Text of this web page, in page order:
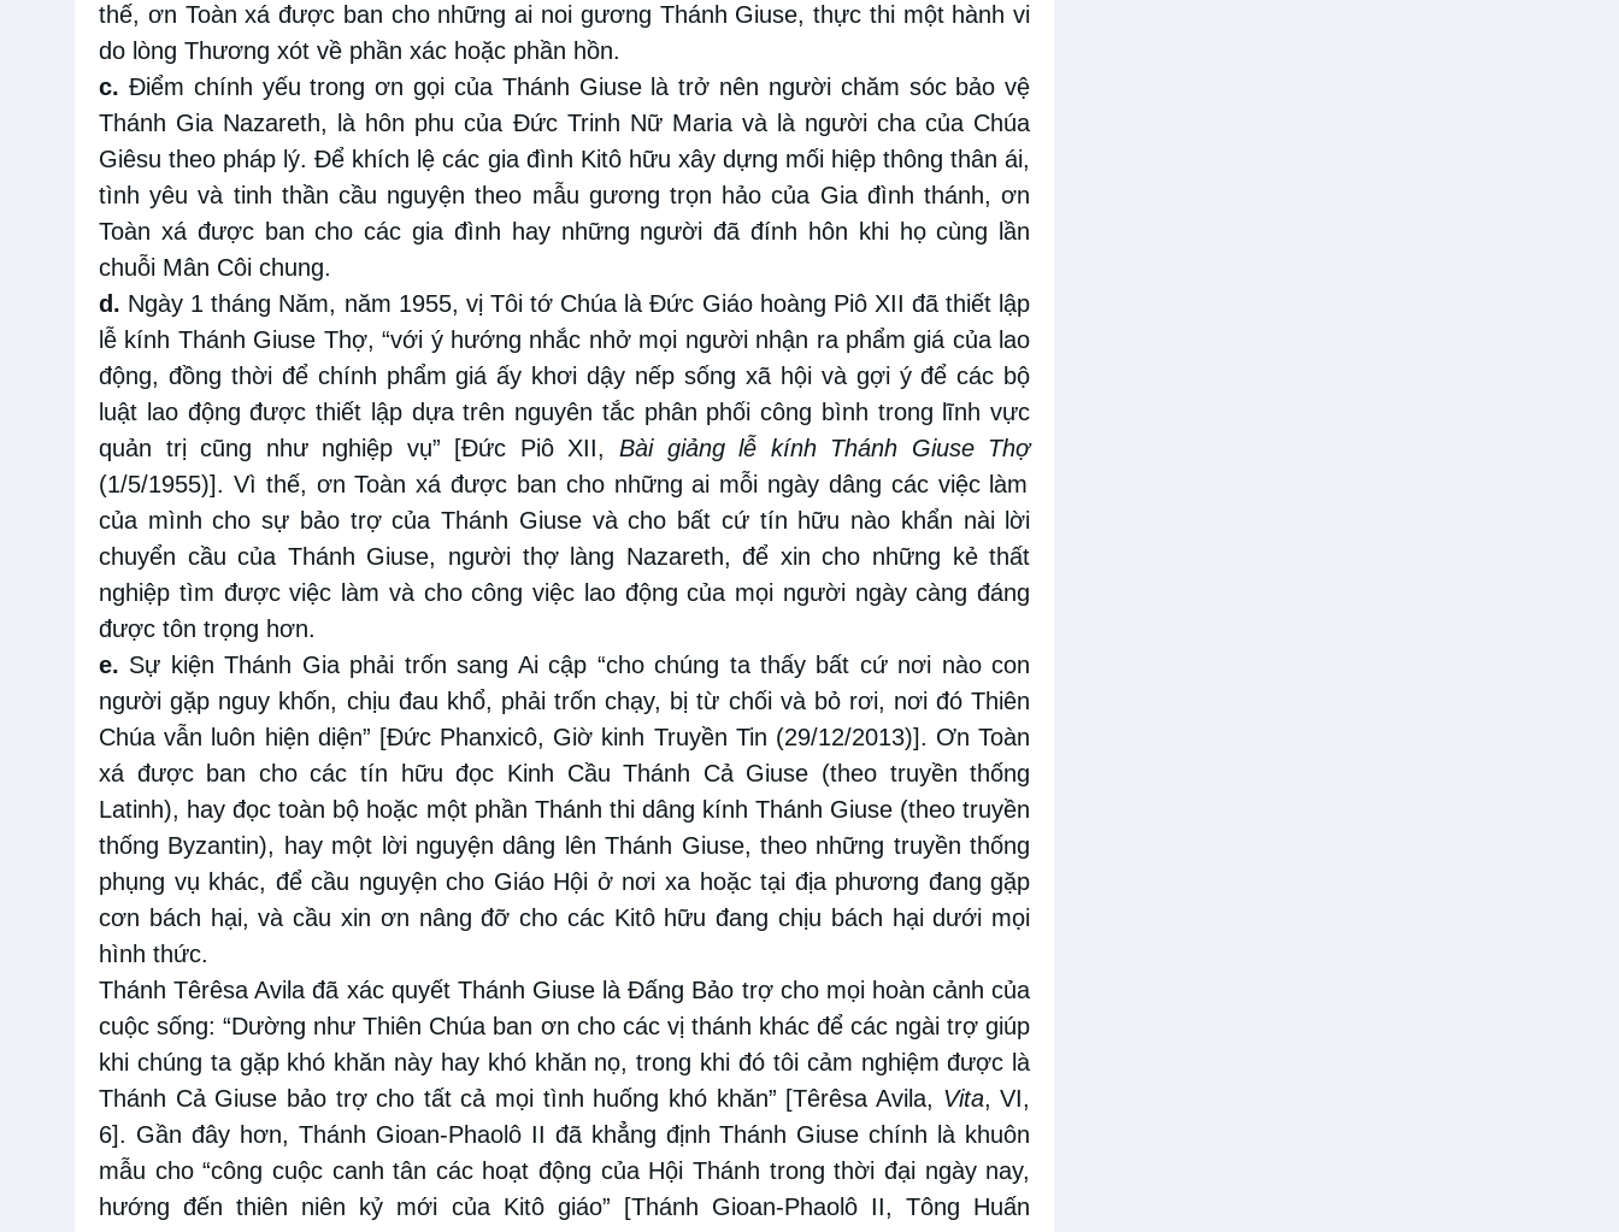
thế, ơn Toàn xá được ban cho những ai noi gương Thánh Giuse, thực thi một hành vi
do lòng Thương xót về phần xác hoặc phần hồn.
c. Điểm chính yếu trong ơn gọi của Thánh Giuse là trở nên người chăm sóc bảo vệ
Thánh Gia Nazareth, là hôn phu của Đức Trinh Nữ Maria và là người cha của Chúa
Giêsu theo pháp lý. Để khích lệ các gia đình Kitô hữu xây dựng mối hiệp thông thân ái,
tình yêu và tinh thần cầu nguyện theo mẫu gương trọn hảo của Gia đình thánh, ơn
Toàn xá được ban cho các gia đình hay những người đã đính hôn khi họ cùng lần
chuỗi Mân Côi chung.
d. Ngày 1 tháng Năm, năm 1955, vị Tôi tớ Chúa là Đức Giáo hoàng Piô XII đã thiết lập
lễ kính Thánh Giuse Thợ, “với ý hướng nhắc nhở mọi người nhận ra phẩm giá của lao
động, đồng thời để chính phẩm giá ấy khơi dậy nếp sống xã hội và gợi ý để các bộ
luật lao động được thiết lập dựa trên nguyên tắc phân phối công bình trong lĩnh vực
quản trị cũng như nghiệp vụ” [Đức Piô XII, Bài giảng lễ kính Thánh Giuse Thợ
(1/5/1955)]. Vì thế, ơn Toàn xá được ban cho những ai mỗi ngày dâng các việc làm
của mình cho sự bảo trợ của Thánh Giuse và cho bất cứ tín hữu nào khẩn nài lời
chuyển cầu của Thánh Giuse, người thợ làng Nazareth, để xin cho những kẻ thất
nghiệp tìm được việc làm và cho công việc lao động của mọi người ngày càng đáng
được tôn trọng hơn.
e. Sự kiện Thánh Gia phải trốn sang Ai cập “cho chúng ta thấy bất cứ nơi nào con
người gặp nguy khốn, chịu đau khổ, phải trốn chạy, bị từ chối và bỏ rơi, nơi đó Thiên
Chúa vẫn luôn hiện diện” [Đức Phanxicô, Giờ kinh Truyền Tin (29/12/2013)]. Ơn Toàn
xá được ban cho các tín hữu đọc Kinh Cầu Thánh Cả Giuse (theo truyền thống
Latinh), hay đọc toàn bộ hoặc một phần Thánh thi dâng kính Thánh Giuse (theo truyền
thống Byzantin), hay một lời nguyện dâng lên Thánh Giuse, theo những truyền thống
phụng vụ khác, để cầu nguyện cho Giáo Hội ở nơi xa hoặc tại địa phương đang gặp
cơn bách hại, và cầu xin ơn nâng đỡ cho các Kitô hữu đang chịu bách hại dưới mọi
hình thức.
Thánh Têrêsa Avila đã xác quyết Thánh Giuse là Đấng Bảo trợ cho mọi hoàn cảnh của
cuộc sống: “Dường như Thiên Chúa ban ơn cho các vị thánh khác để các ngài trợ giúp
khi chúng ta gặp khó khăn này hay khó khăn nọ, trong khi đó tôi cảm nghiệm được là
Thánh Cả Giuse bảo trợ cho tất cả mọi tình huống khó khăn” [Têrêsa Avila, Vita, VI,
6]. Gần đây hơn, Thánh Gioan-Phaolô II đã khẳng định Thánh Giuse chính là khuôn
mẫu cho “công cuộc canh tân các hoạt động của Hội Thánh trong thời đại ngày nay,
hướng đến thiên niên kỷ mới của Kitô giáo” [Thánh Gioan-Phaolô II, Tông Huấn